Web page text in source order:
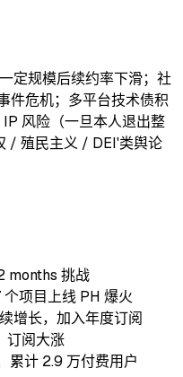
定规模后续约率下滑；社
件危机；多平台技术债积
风险（一旦本人退出整
/ 殖民主义 / DEI'类舆论
months 挑战
项目上线 PH 爆火
增长，加入年度订阅
订阅大涨
计 2.9 万付费用户